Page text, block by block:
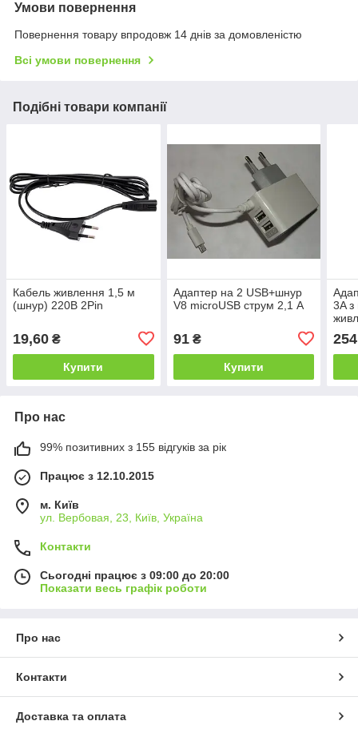
Умови повернення
Повернення товару впродовж 14 днів за домовленістю
Всі умови повернення
Подібні товари компанії
Кабель живлення 1,5 м
(шнур) 220В 2Pin
19,60 ₴
Купити
Адаптер на 2 USB+шнур
V8 microUSB струм 2,1 A
91₴
Купити
3A
Про нас
99% позитивних з 155 відгуків за рік
Працює з 12.10.2015
м. Київ
ул. Вербовая, 23, Київ, Україна
Контакти
Сьогодні працює з 09:00 до 20:00
Показати весь графік роботи
Про нас
Контакти
Доставка та оплата